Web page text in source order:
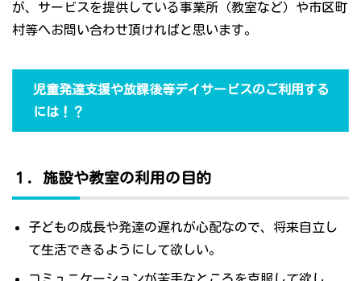
が、サービスを提供している事業所（教室など）や市区町
村等へお問い合わせ頂ければと思います。
児童発達支援や放課後等デイサービスのご利用する
には！？
１．施設や教室の利用の目的
子どもの成長や発達の遅れが心配なので、将来自立し
て生活できるようにして欲しい。